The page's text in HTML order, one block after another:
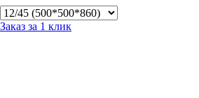
Заказ за 1 клик